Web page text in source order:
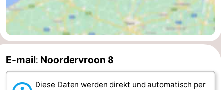
Actief
Praktisch
Forum
Route
E-mail: Noordervroon 8
Diese Daten werden direkt und automatisch per